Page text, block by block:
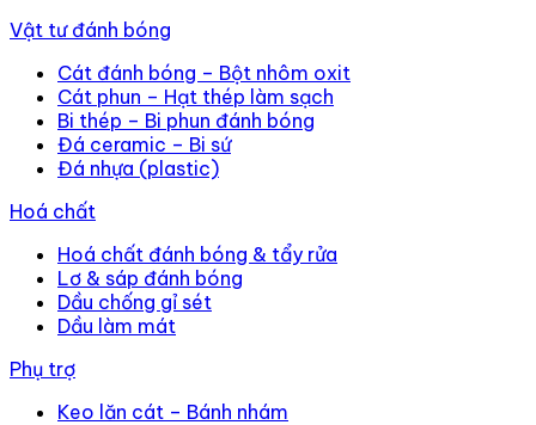
Vật tư đánh bóng
Cát đánh bóng – Bột nhôm oxit
Cát phun – Hạt thép làm sạch
Bi thép – Bi phun đánh bóng
Đá ceramic – Bi sứ
Đá nhựa (plastic)
Hoá chất
Hoá chất đánh bóng & tẩy rửa
Lơ & sáp đánh bóng
Dầu chống gỉ sét
Dầu làm mát
Phụ trợ
Keo lăn cát – Bánh nhám